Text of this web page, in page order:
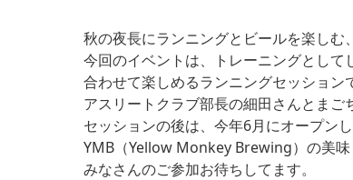
秋の夜長にランニングとビールを楽し
今回のイベントは、トレーニングとし
合わせて楽しめるランニングセッション
アスリートクラブ部長の細田さんとま
セッションの後は、今年6月にオープン
YMB（Yellow Monkey Brewing）の美味
みなさんのご参加お待ちしてます。